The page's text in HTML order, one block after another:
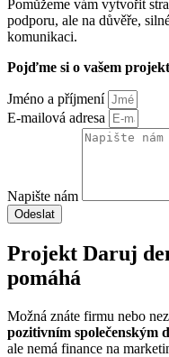
Pomůžeme vám vytvořit
podporu, ale na důvěře,
komunikaci.
Pojďme si o vašem
Jméno a příjmení
E-mailová adresa
Napište nám
Odeslat
Projekt Daruj
pomáhá
Možná znáte firmu nebo
pozitivním společenským
ale nemá finance na